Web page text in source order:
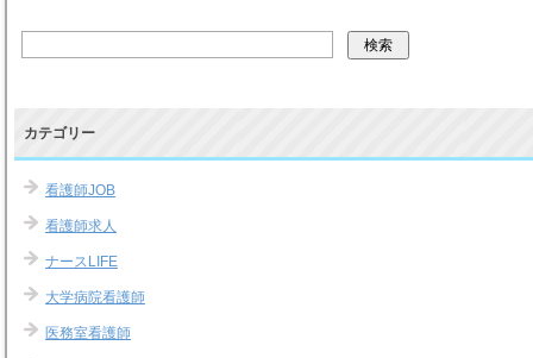
カテゴリー
看護師JOB
看護師求人
ナースLIFE
大学病院看護師
医務室看護師